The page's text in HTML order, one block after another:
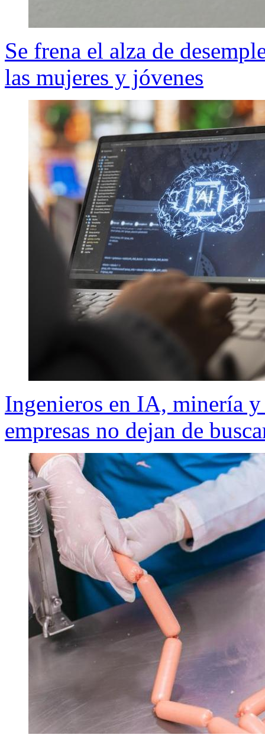
Se frena el alza de
las mujeres y jóvenes
Ingenieros en IA, minería
empresas no dejan de